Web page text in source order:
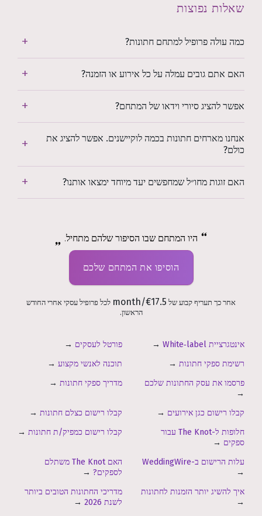
שאלות נפוצות
כמה עולה פרופיל למתחם חתונות?
האם אתם גובים עמלה על כל אירוע או הזמנה?
אפשר להציג סיורי וידאו של המתחם?
אנחנו מארחים חתונות בכמה לוקיישנים. אפשר להציג את
כולם?
האם זוגות מחו״ל שמחפשים יעד מיוחד ימצאו אותנו?
היו המתחם שבו הסיפור שלהם מתחיל.
הוסיפו את המתחם שלכם
אחר כך תעריף קבוע של €17.5/month
לכל פרופיל עסקי אחרי החודש
הראשון.
פורטל לעסקים → אינטגרציית White‑label
→
תוכנה לאנשי מקצוע → רשימת ספקי חתונות →
מדריך ספקי חתונות →
פרסמו את עסק החתונות שלכם
→
קבלו רישום כצלם חתונות → קבלו רישום כגן אירועים →
קבלו רישום כמפיק/ת חתונות →
חלופות ל-The Knot עבור
ספקים →
האם The Knot משתלם
לספקים? →
עלות הרישום ב-WeddingWire
→
מדריכי החתונות הטובים ביותר
לשנת 2026
→
איך להשיג יותר הזמנות לחתונות
→